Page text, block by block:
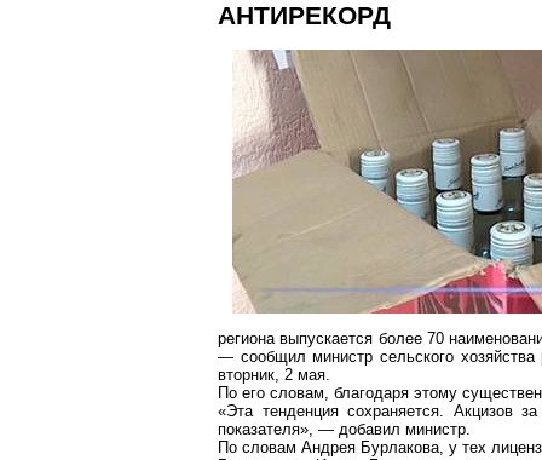
АНТИРЕКОРД
региона выпускается более 70
— сообщил министр сельского
вторник, 2 мая.
По его словам, благодаря этому
«Эта тенденция сохраняется. Акцизов
показателя», — добавил министр.
По словам Андрея Бурлакова, у тех